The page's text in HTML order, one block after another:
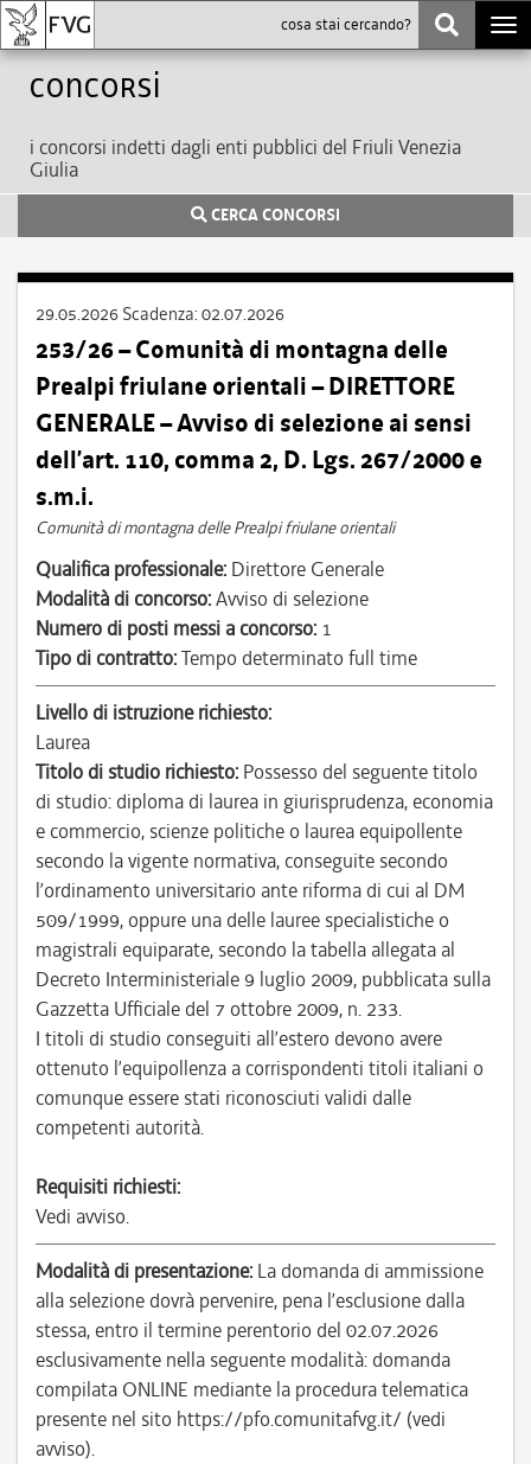
Concorsi
i concorsi indetti dagli enti pubblici del Friuli Venezia
Giulia
CERCA CONCORSI
29.05.2026 Scadenza: 02.07.2026
253/26 – Comunità di montagna delle
Prealpi friulane orientali – DIRETTORE
GENERALE – Avviso di selezione ai sensi
dell’art. 110, comma 2, D. Lgs. 267/2000 e
s.m.i.
Comunità di montagna delle Prealpi friulane orientali
Qualifica professionale: Direttore Generale
Modalità di concorso:Avviso di selezione
Numero di posti messi a concorso: 1
Tipo di contratto:Tempo determinato full time
Livello di istruzione richiesto:
Laurea
Titolo di studio richiesto: Possesso del seguente titolo
di studio: diploma di laurea in giurisprudenza, economia
e commercio, scienze politiche o laurea equipollente
secondo la vigente normativa, conseguite secondo
l’ordinamento universitario ante riforma di cui al DM
509/1999, oppure una delle lauree specialistiche o
magistrali equiparate, secondo la tabella allegata al
Decreto Interministeriale 9 luglio 2009, pubblicata sulla
Gazzetta Ufficiale del 7 ottobre 2009, n. 233.
I titoli di studio conseguiti all’estero devono avere
ottenuto l’equipollenza a corrispondenti titoli italiani o
comunque essere stati riconosciuti validi dalle
competenti autorità.
Requisiti richiesti:
Vedi avviso.
Modalità di presentazione: La domanda di ammissione
alla selezione dovrà pervenire, pena l’esclusione dalla
stessa, entro il termine perentorio del 02.07.2026
esclusivamente nella seguente modalità: domanda
compilata ONLINE mediante la procedura telematica
presente nel sito https://pfo.comunitafvg.it/ (vedi
avviso).